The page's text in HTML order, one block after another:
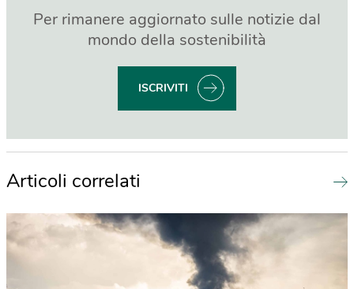
Per rimanere aggiornato sulle notizie dal
mondo della sostenibilità
ISCRIVITI
Articoli correlati